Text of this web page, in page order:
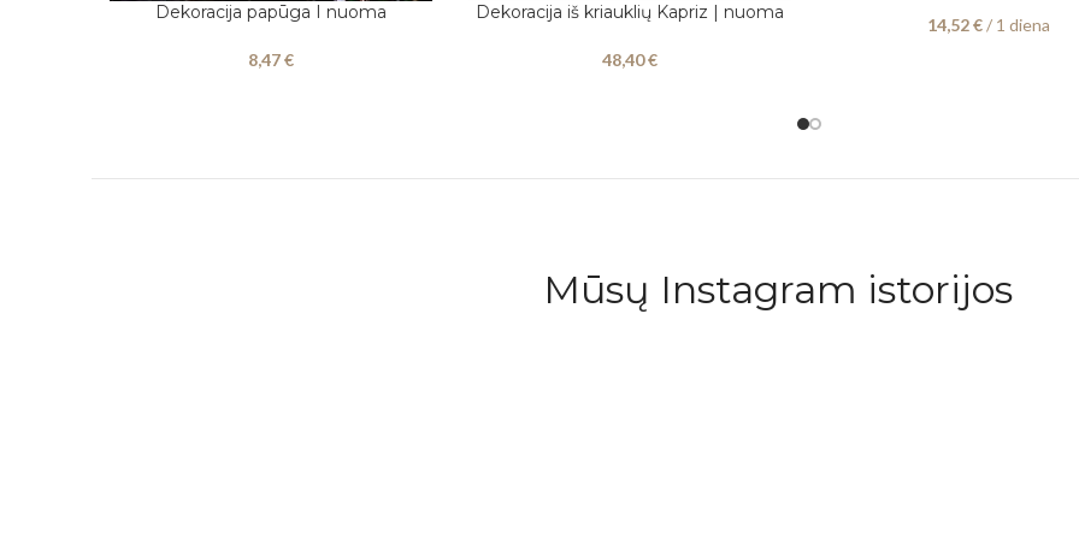
Į KREPŠELĮDekoracija papūga I nuoma
8,47€
Į KREPŠELĮ
Dekoracija iš kriauklių Kapriz | nuoma
48,40€
14,52€/ 1 diena
Mūsų Instagram istorijos